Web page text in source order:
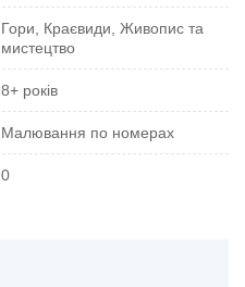
Гори, Краєвиди, Живопис та
мистецтво
8+ років
Малювання по номерах
0